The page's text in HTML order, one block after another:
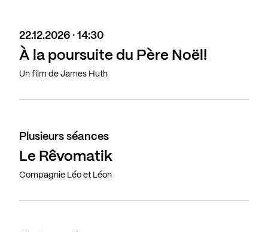
22.12.2026 · 14:30
À la poursuite du Père Noël!
Un film de James Huth
Plusieurs séances
Le Rêvomatik
Compagnie Léo et Léon